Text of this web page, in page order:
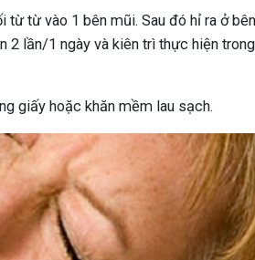
từ từ vào 1 bên mũi. Sau đó hỉ ra ở bên
2 lần/1 ngày và kiên trì thực hiện trong
giấy hoặc khăn mềm lau sạch.